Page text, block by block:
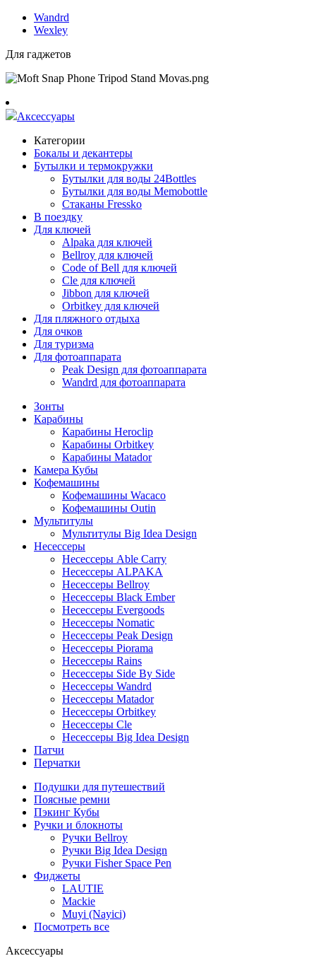
Wandrd
Wexley
Для гаджетов
Аксессуары
Категории
Бокалы и декантеры
Бутылки и термокружки
Бутылки для воды 24Bottles
Бутылки для воды Memobottle
Стаканы Fressko
В поездку
Для ключей
Alpaka для ключей
Bellroy для ключей
Code of Bell для ключей
Cle для ключей
Jibbon для ключей
Orbitkey для ключей
Для пляжного отдыха
Для очков
Для туризма
Для фотоаппарата
Peak Design для фотоаппарата
Wandrd для фотоаппарата
Зонты
Карабины
Карабины Heroclip
Карабины Orbitkey
Карабины Matador
Камера Кубы
Кофемашины
Кофемашины Wacaco
Кофемашины Outin
Мультитулы
Мультитулы Big Idea Design
Несессеры
Несессеры Able Carry
Несессеры ALPAKA
Несессеры Bellroy
Несессеры Black Ember
Несессеры Evergoods
Несессеры Nomatic
Несессеры Peak Design
Несессеры Piorama
Несессеры Rains
Несессеры Side By Side
Несессеры Wandrd
Несессеры Matador
Несессеры Orbitkey
Несессеры Cle
Несессеры Big Idea Design
Патчи
Перчатки
Подушки для путешествий
Поясные ремни
Пэкинг Кубы
Ручки и блокноты
Ручки Bellroy
Ручки Big Idea Design
Ручки Fisher Space Pen
Фиджеты
LAUTIE
Mackie
Muyi (Nayici)
Посмотреть все
Аксессуары